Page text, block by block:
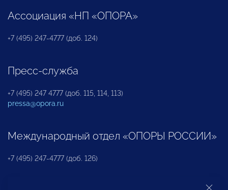
Ассоциация «НП «ОПОРА»
+7 (495) 247-4777 (доб. 124)
Пресс-служба
+7 (495) 247 4777 (доб. 115, 114, 113)
pressa@opora.ru
Международный отдел «ОПОРЫ РОССИИ»
+7 (495) 247-4777 (доб. 126)